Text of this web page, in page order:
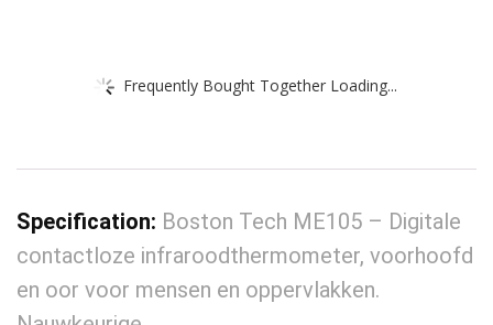
Frequently Bought Together Loading...
Specification: Boston Tech ME105 – Digitale
contactloze infraroodthermometer, voorhoofd
en oor voor mensen en oppervlakken.